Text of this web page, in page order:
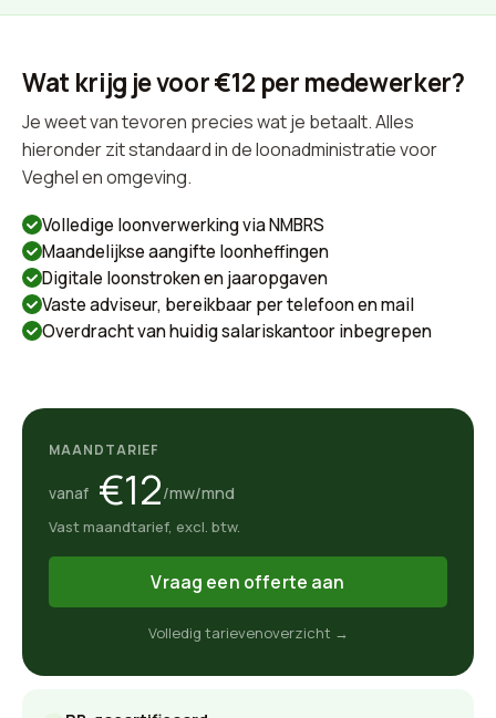
Wat krijg je voor €12 per medewerker?
Je weet van tevoren precies wat je betaalt. Alles
hieronder zit standaard in de loonadministratie voor
Veghel en omgeving.
Volledige loonverwerking via NMBRS
Maandelijkse aangifte loonheffingen
Digitale loonstroken en jaaropgaven
Vaste adviseur, bereikbaar per telefoon en mail
Overdracht van huidig salariskantoor inbegrepen
MAANDTARIEF
vanaf €12/mw/mnd
Vast maandtarief, excl. btw.
Vraag een offerte aan
Volledig tarievenoverzicht →